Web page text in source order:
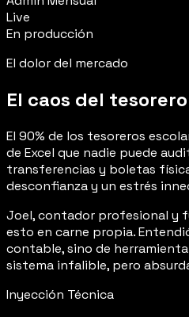
Live
En producción
El dolor del mercado
El caos del
El 90% de los tesoreros
de Excel que nadie puede
transferencias y boletas
desconfianza y un estrés
Joel, contador profesional y
esto en carne propia.
contable, sino de
sistema infalible, pero
Inyección Técnica